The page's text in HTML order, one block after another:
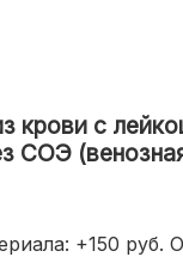
крови с
СОЭ
+150 руб.